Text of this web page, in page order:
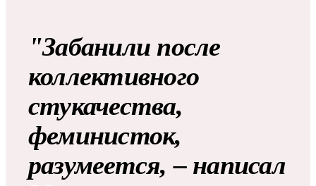
"Забанили после
коллективного
стукачества,
феминисток,
разумеется, – написал